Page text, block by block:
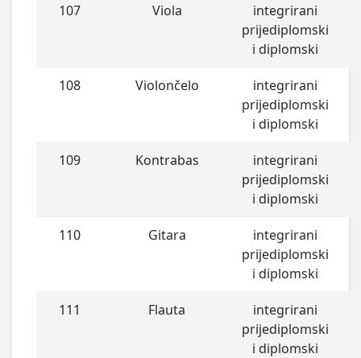
107 Viola
integrirani
prijediplomski
i diplomski
108 Violončelo
integrirani
prijediplomski
i diplomski
109 Kontrabas
integrirani
prijediplomski
i diplomski
110 Gitara
integrirani
prijediplomski
i diplomski
111 Flauta
integrirani
prijediplomski
i diplomski